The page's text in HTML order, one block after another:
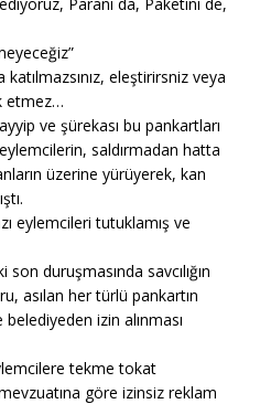
katılmazsınız, eleştirirsniz veya
etmez…
ve şürekası bu pankartları
saldırmadan hatta
üzerine yürüyerek, kan
eylemcileri tutuklamış ve
duruşmasında savcılığın
asılan her türlü pankartın
izin alınması
tekme tokat
göre izinsiz reklam